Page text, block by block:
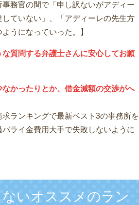
務官の間で「申し訳ないがアディー
ていない」、「アディーレの先生方
うになっていった。】
質問する弁護士さんに安心してお願
かったりとか、借金減額の交渉がへ
ランキングで最新ベスト3の事務所を
ライ金費用大手で失敗しないように
いオススメのラン